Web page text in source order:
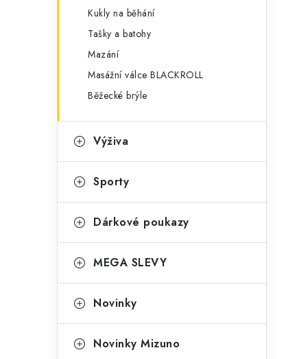
Kukly na běhání
Tašky a batohy
Mazání
Masážní válce BLACKROLL
Běžecké brýle
Výživa
Sporty
Dárkové poukazy
MEGA SLEVY
Novinky
Novinky Mizuno